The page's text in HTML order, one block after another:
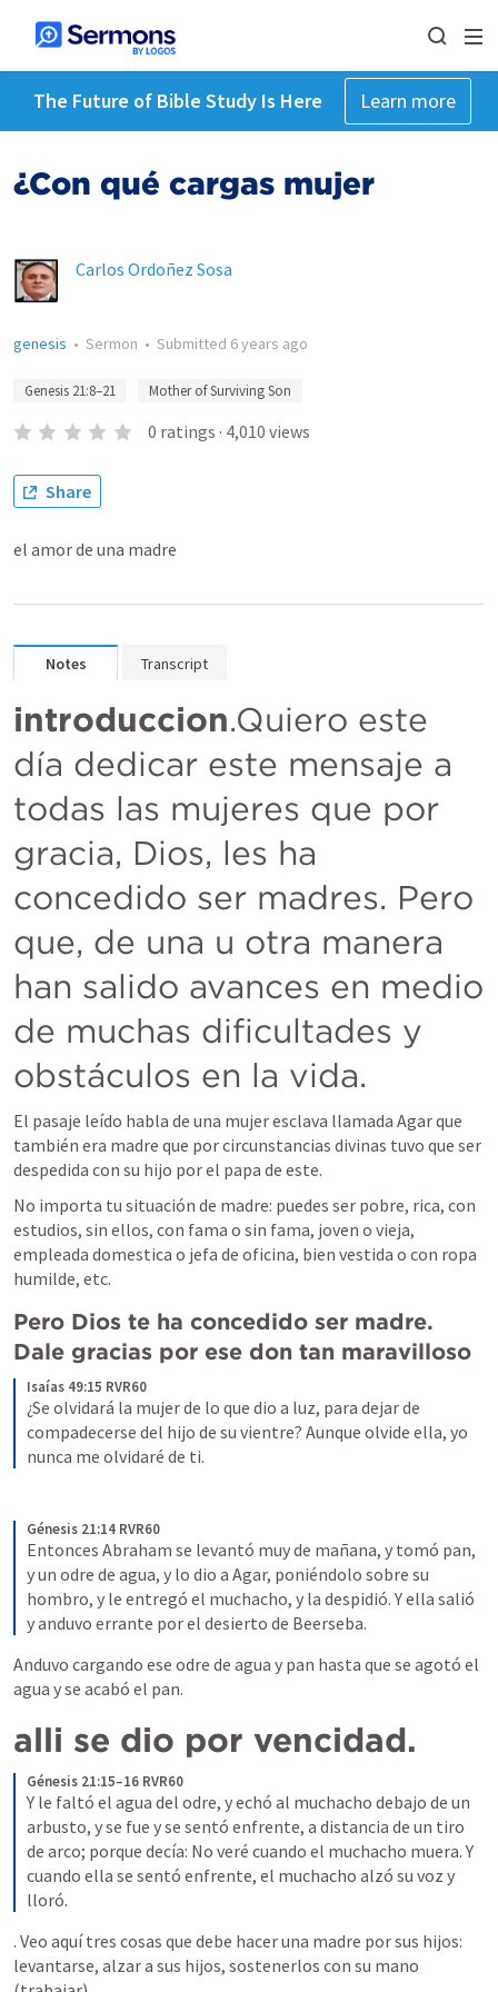
The Future of Bible Study Is Here Learn more
¿Con qué cargas mujer
Carlos Ordoñez Sosa
genesis • Sermon • Submitted 6 years ago
Genesis 21:8–21 Mother of Surviving Son
0 ratings · 4,010 views
Share
el amor de una madre
Notes Transcript
introduccion.Quiero este
día dedicar este mensaje a
todas las mujeres que por
gracia, Dios, les ha
concedido ser madres. Pero
que, de una u otra manera
han salido avances en medio
de muchas dificultades y
obstáculos en la vida.
El pasaje leído habla de una mujer esclava llamada Agar que
también era madre que por circunstancias divinas tuvo que ser
despedida con su hijo por el papa de este.
No importa tu situación de madre: puedes ser pobre, rica, con
estudios, sin ellos, con fama o sin fama, joven o vieja,
empleada domestica o jefa de oficina, bien vestida o con ropa
humilde, etc.
Pero Dios te ha concedido ser madre.
Dale gracias por ese don tan maravilloso
Isaías 49:15 RVR60
¿Se olvidará la mujer de lo que dio a luz, para dejar de
compadecerse del hijo de su vientre? Aunque olvide ella, yo
nunca me olvidaré de ti.
Génesis 21:14 RVR60
Entonces Abraham se levantó muy de mañana, y tomó pan,
y un odre de agua, y lo dio a Agar, poniéndolo sobre su
hombro, y le entregó el muchacho, y la despidió. Y ella salió
y anduvo errante por el desierto de Beerseba.
Anduvo cargando ese odre de agua y pan hasta que se agotó el
agua y se acabó el pan.
alli se dio por vencidad.
Génesis 21:15–16 RVR60
Y le faltó el agua del odre, y echó al muchacho debajo de un
arbusto, y se fue y se sentó enfrente, a distancia de un tiro
de arco; porque decía: No veré cuando el muchacho muera. Y
cuando ella se sentó enfrente, el muchacho alzó su voz y
lloró.
. Veo aquí tres cosas que debe hacer una madre por sus hijos:
levantarse, alzar a sus hijos, sostenerlos con su mano